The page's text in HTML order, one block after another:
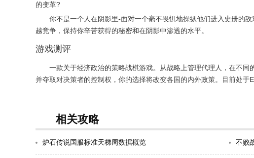
的变革?
你不是一个人在阴影里-面对一个毫不畏惧地操纵他们进入史册的敌
越竞争，保持你辛苦获得的秘密和在阴影中渗透的水平。
游戏测评
一款关于经济政治的策略战棋游戏。从战略上管理代理人，在不同
并夺取对决策者的控制权，你的选择将改变各国的内外政策。目前处于
相关攻略
炉石传说国服标准天梯周数据概览 不败